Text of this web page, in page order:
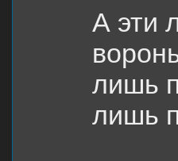
А эти
лишь
лишь